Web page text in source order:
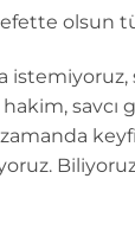
olsun
savcı